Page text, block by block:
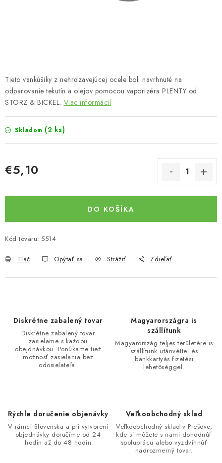
Tieto vankúšiky z nehrdzavejúcej ocele boli navrhnuté na
odparovanie tekutín a olejov pomocou vaporizéra PLENTY od
STORZ & BICKEL. Viac informácií
Skladom (2 ks)
€5,10
DO KOŠÍKA
Kód tovaru: 5514
Tlač Opýtať sa Strážiť Zdieľať
Diskrétne zabalený tovar
Diskrétne zabalený tovar
zasielame s každou
obejdnávkou. Ponúkame tiež
možnosť zasielania bez
odosielateľa.
Magyarországra is
szállítunk
Magyarország teljes területére is
szállítunk utánvéttel és
bankkartyás fizetési
lehetöséggel.
Rýchle doručenie objenávky
V rámci Slovenska a pri vytvorení
objednávky doručíme od 24
hodín až do 48 hodín
Veľkoobchodný sklad
Veľkoobchodný sklad v Prešove,
kde si môžete s nami dohodnúť
spoluprácu alebo vyzdvihnúť
nadrozmerný tovar.